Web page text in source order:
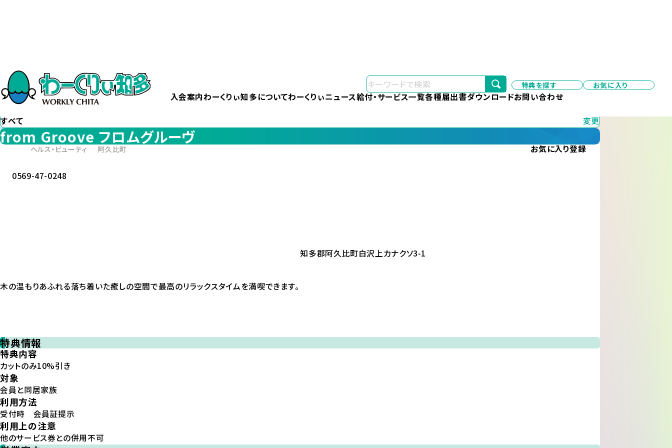
特典を探す お気に入り
入会案内わーくりぃ知多についてわーくりぃニュース給付・サービス一覧各種届出書ダウンロードお問い合わせ
カテゴリー から探す
すべて 変更
エリア から探す
すべて 変更
from Groove フロムグルーヴ
ヘルス・ビューティ 阿久比町 お気に入り登録
0569-47-0248
知多郡阿久比町白沢上カナクソ3-1
木の温もりあふれる落ち着いた癒しの空間で最高のリラックスタイムを満喫できます。
特典情報
特典内容
カットのみ10%引き
対象
会員と同居家族
利用方法
受付時 会員証提示
利用上の注意
他のサービス券との併用不可